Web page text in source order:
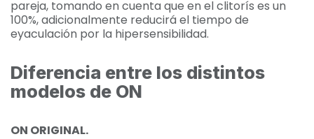
pareja, tomando en cuenta que en el clitorís es un
100%, adicionalmente reducirá el tiempo de
eyaculación por la hipersensibilidad.
Diferencia entre los distintos
modelos de ON
ON ORIGINAL.